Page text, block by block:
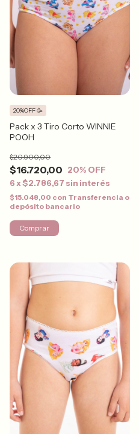
Pack x 3 Tiro Corto WINNIE
POOH
$16.720,00
$20.900,00
20% OFF
6 x$2.786,67 sin interés
20%OFF 🥳
$15.048,00 con Transferencia o
depósito bancario
Comprar